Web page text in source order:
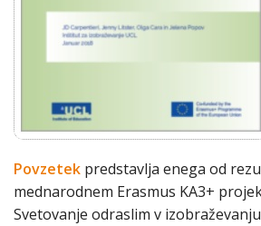
Povzetek predstavlja enega od
mednarodnem Erasmus KA3+
Svetovanje odraslim v